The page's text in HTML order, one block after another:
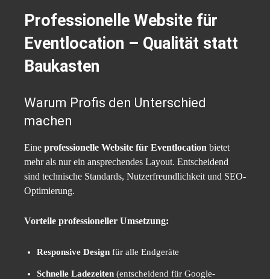
Professionelle Website für
Eventlocation – Qualität statt
Baukasten
Warum Profis den Unterschied
machen
Eine professionelle Website für Eventlocation bietet
mehr als nur ein ansprechendes Layout. Entscheidend
sind technische Standards, Nutzerfreundlichkeit und SEO-
Optimierung.
Vorteile professioneller Umsetzung:
Responsive Design für alle Endgeräte
Schnelle Ladezeiten (entscheidend für Google-